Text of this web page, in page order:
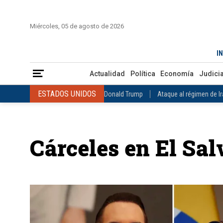
Miércoles, 05 de agosto de 2026
Actualidad Política Economía Judicial
ESTADOS UNIDOS Donald Trump Ataque al régimen de
VENEZUELA Juicio contra Maduro Terremoto en
ESTADOS UNIDOS
INTERNACIONAL Raúl Castro José Luis Rodríguez Zapatero
COLOMBIA Elecciones Presidenciales en Colombia Gustavo
Cárceles en El